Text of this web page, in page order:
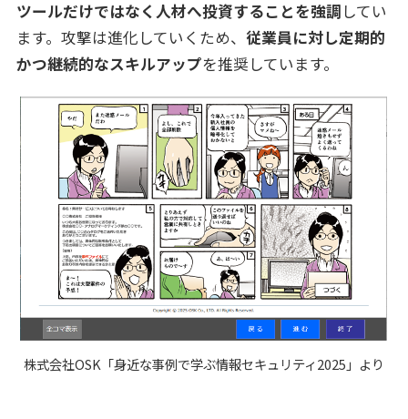
ツールだけではなく人材へ投資することを強調 してい
ます。攻撃は進化していくため、 従業員に対し定期的
かつ継続的なスキルアップを推奨しています。
株式会社OSK「身近な事例で学ぶ情報セキュリティ2025」より